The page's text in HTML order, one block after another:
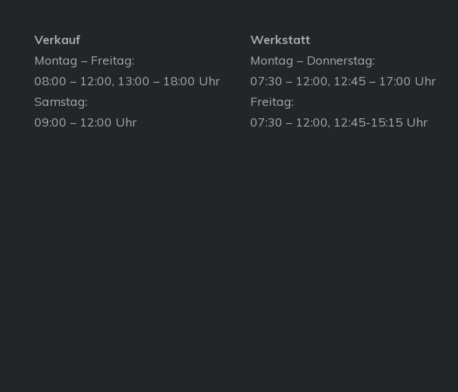
Verkauf
Montag – Freitag:
08:00 – 12:00, 13:00 – 18:00 Uhr
Samstag:
09:00 – 12:00 Uhr
Werkstatt
Montag – Donnerstag:
07:30 – 12:00, 12:45 – 17:00 Uhr
Freitag:
07:30 – 12:00, 12:45-15:15 Uhr